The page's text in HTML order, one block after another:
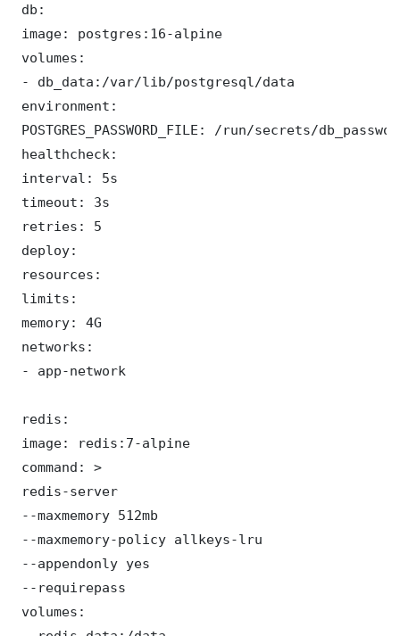
db:
image: postgres:16-alpine
volumes:
- db_data:/var/lib/postgresql/data
environment:
POSTGRES_PASSWORD_FILE: /run/secrets/
healthcheck:
interval: 5s
timeout: 3s
retries: 5
deploy:
resources:
limits:
memory: 4G
networks:
- app-network
redis:
image: redis:7-alpine
command: >
redis-server
--maxmemory 512mb
--maxmemory-policy allkeys-lru
--appendonly yes
--requirepass
volumes: